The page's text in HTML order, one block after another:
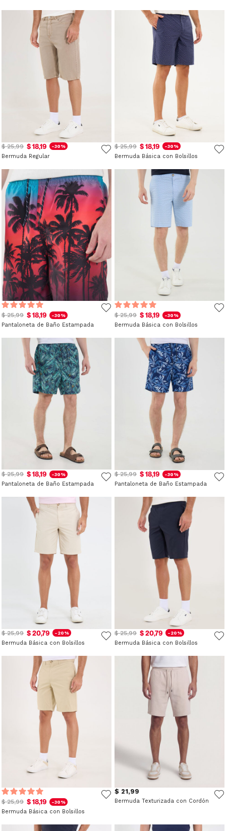
$ 25,99 $ 18,19 -30%
Bermuda Regular
$ 25,99 $ 18,19 -30%
Bermuda Básica con Bolsillos
$ 25,99 $ 18,19 -30%
Pantaloneta de Baño Estampada
$ 25,99 $ 18,19 -30%
Bermuda Básica con Bolsillos
$ 25,99 $ 18,19 -30%
Pantaloneta de Baño Estampada
$ 25,99 $ 18,19 -30%
Pantaloneta de Baño Estampada
$ 25,99 $ 20,79 -20%
Bermuda Básica con Bolsillos
$ 25,99 $ 20,79 -20%
Bermuda Básica con Bolsillos
$ 25,99 $ 18,19 -30%
Bermuda Básica con Bolsillos
$ 21,99
Bermuda Texturizada con Cordón